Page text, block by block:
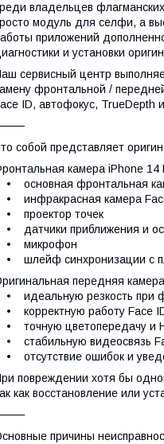
владельцев
модуль для селфи, а
приложений
и установки
сервисный центр
фронтальной /
ID, автофокус, TrueDepth
собой представляет
камера iPhone
• основная фронтальная
• инфракрасная камера
• проектор точек
• датчики приближения и
• микрофон
• шлейф синхронизации с
передняя
• идеальную резкость при
• корректную работу Face
• точную цветопередачу и
• стабильную видеосвязь
• отсутствие ошибок и
повреждении хотя бы
как восстановление или
причины